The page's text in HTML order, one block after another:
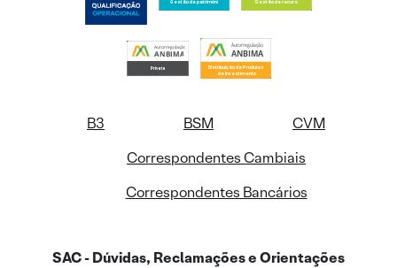
B3 BSM
CVM
Correspondentes Cambiais
Correspondentes Bancários
SAC - Dúvidas, Reclamações e Orientações